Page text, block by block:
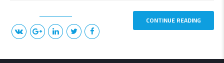
CONTINUE READING